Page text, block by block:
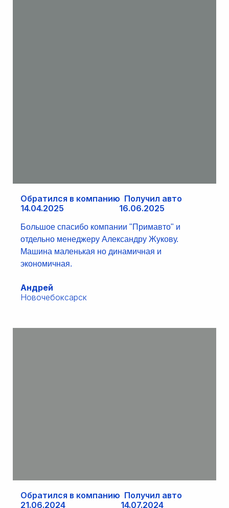
Обратился в компанию Получил авто
14.04.2025 16.06.2025
Большое спасибо компании "Примавто" и
отдельно менеджеру Александру Жукову.
Машина маленькая но динамичная и
экономичная.
Андрей
Новочебоксарск
Обратился в компанию Получил авто
21.06.2024 14.07.2024